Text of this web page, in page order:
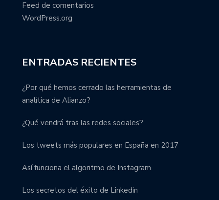
Feed de comentarios
WordPress.org
ENTRADAS RECIENTES
¿Por qué hemos cerrado las herramientas de
analítica de Alianzo?
¿Qué vendrá tras las redes sociales?
Los tweets más populares en España en 2017
Así funciona el algoritmo de Instagram
Los secretos del éxito de Linkedin